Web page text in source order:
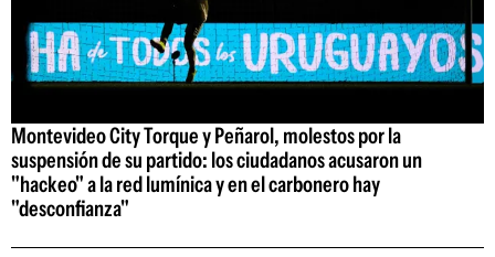
Montevideo City Torque y Peñarol, molestos por la
suspensión de su partido: los ciudadanos acusaron un
"hackeo" a la red lumínica y en el carbonero hay
"desconfianza"